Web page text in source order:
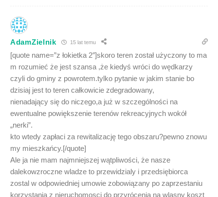
AdamZielnik 15 lat temu
[quote name=”z łokietka 2″]skoro teren został użyczony to ma
m rozumieć że jest szansa ,że kiedyś wróci do wędkarzy
czyli do gminy z powrotem.tylko pytanie w jakim stanie bo
dzisiaj jest to teren całkowicie zdegradowany,
nienadający się do niczego,a już w szczególności na
ewentualne powiększenie terenów rekreacyjnych wokół
„nerki”.
kto wtedy zapłaci za rewitalizację tego obszaru?pewno znowu
my mieszkańcy.[/quote]
Ale ja nie mam najmniejszej wątpliwości, że nasze
dalekowzroczne wladze to przewidzialy i przedsiębiorca
zostal w odpowiedniej umowie zobowiązany po zaprzestaniu
korzystania z nieruchomosci do przyrócenia na wlasny koszt